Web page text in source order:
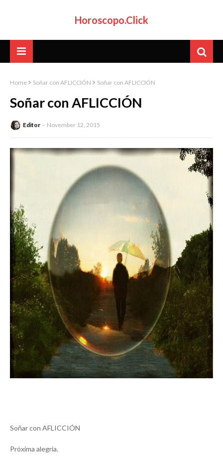
Horoscopo.Click
Home Soñar con AFLICCIÓN Soñar con AFLICCIÓN
Soñar con AFLICCIÓN
Editor November 12, 2015
Soñar con AFLICCIÓN
Próxima alegría.